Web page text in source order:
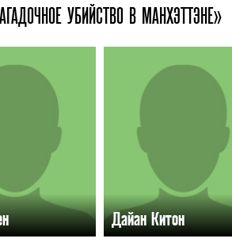
УБИЙСТВО В МАНХЭТТЭНЕ»
Дайан Китон